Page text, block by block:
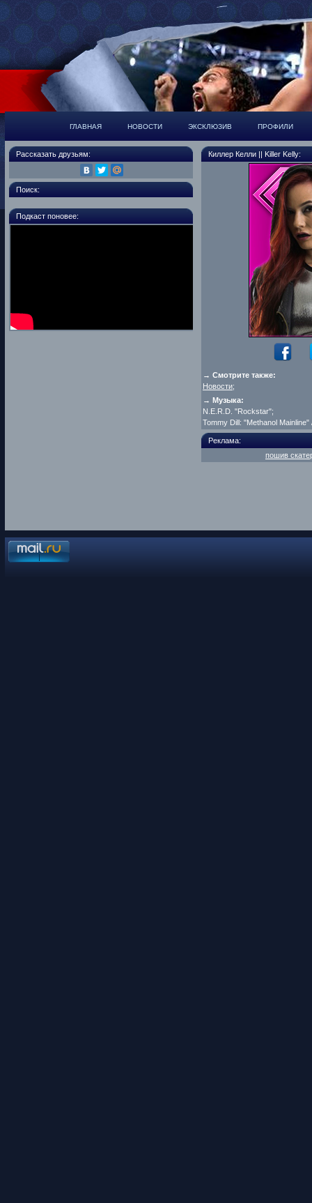
ГЛАВНАЯ НОВОСТИ ЭКСКЛЮЗИВ ПРОФИЛИ
Рассказать друзьям:
Поиск:
Подкаст поновее:
Киллер Келли || Killer Kelly:
→ Смотрите также:
Новости;
→ Музыка:
N.E.R.D. "Rockstar";
Tommy Dill: "Methanol Mainline"
Реклама:
пошив